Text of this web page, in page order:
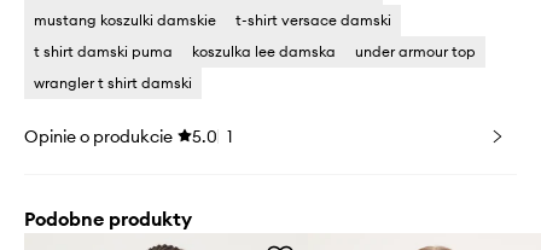
mustang koszulki damskie
t-shirt versace damski
t shirt damski puma
koszulka lee damska
under armour top
wrangler t shirt damski
Opinie o produkcie 5.0 1
Podobne produkty